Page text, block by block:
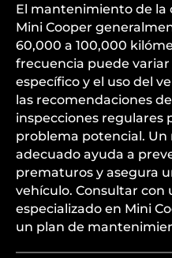
El mantenimiento de la
Mini Cooper
60,000 a 100,000
frecuencia puede
específico y el uso del
las recomendaciones
inspecciones regulares
problema potencial.
adecuado ayuda a
prematuros y asegura
vehículo. Consultar con
especializado en Mini
un plan de